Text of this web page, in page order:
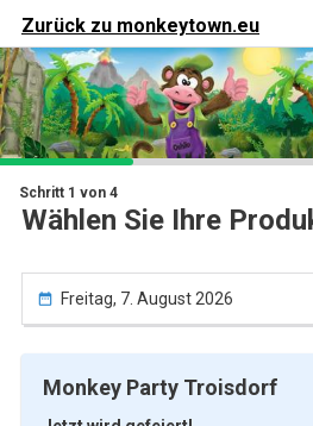
Zurück zu monkeytown.eu
Schritt 1 von 4
Wählen Sie Ihre
 Freitag, 7. August 2026
Monkey Party Troisdorf
 Deine
haben noch nichts in Ihrem